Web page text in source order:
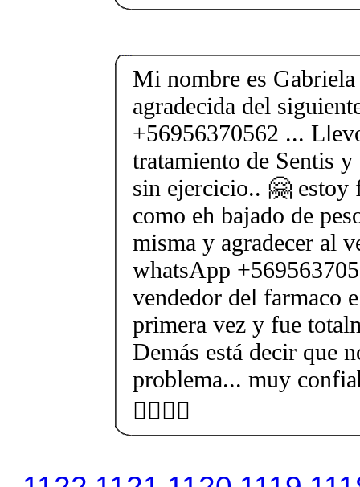
Mi nombre es
agradecida del
+56956370562 ...
tratamiento de Sentis
sin ejercicio.. 🤗 estoy
como eh bajado de
misma y agradecer al
whatsApp
vendedor del farmaco
primera vez y fue
Demás está decir que
problema... muy
👍🏻💃🏻